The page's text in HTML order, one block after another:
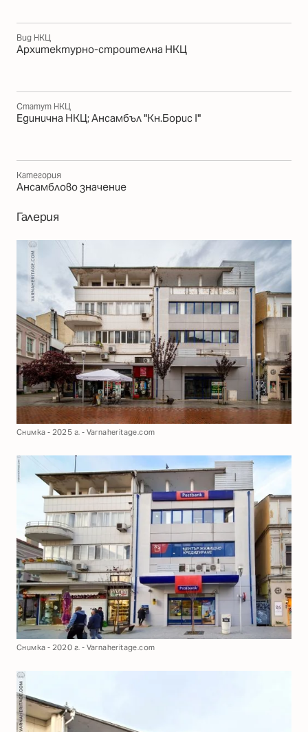
Вид НКЦ
Архитектурно-строителна НКЦ
Статут НКЦ
Единична НКЦ; Ансамбъл "Кн.Борис І"
Категория
Ансамблово значение
Галерия
Снимка - 2025 г. - Varnaheritage.com
Снимка - 2020 г. - Varnaheritage.com